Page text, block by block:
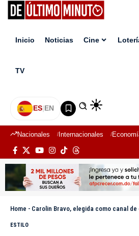
Inicio Noticias Cine
TV
ES|EN
Nacionales Internacionales
Home - Carolin Bravo, elegida como canal de confianza por socios y
ESTILO